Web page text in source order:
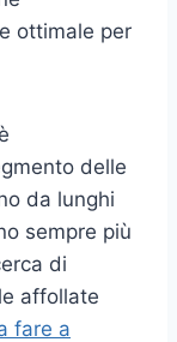
ottimale per
delle
da lunghi
sempre più
di
affollate
fare a